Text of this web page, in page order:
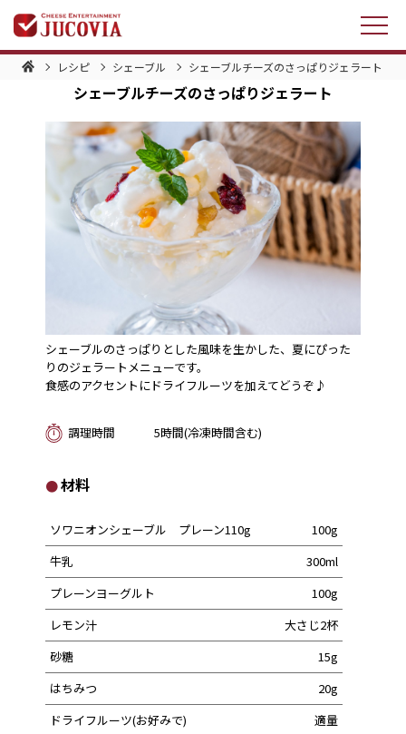
レシピ シェーブル シェーブルチーズのさっぱりジェラート
シェーブルチーズのさっぱりジェラート
シェーブルのさっぱりとした風味を生かした、夏にぴった
りのジェラートメニューです。
食感のアクセントにドライフルーツを加えてどうぞ♪
調理時間 5時間(冷凍時間含む)
材料
ソワニオンシェーブル プレーン110g
100g
牛乳
300ml
プレーンヨーグルト
100g
レモン汁
大さじ2杯
砂糖
15g
はちみつ
20g
ドライフルーツ(お好みで)
適量